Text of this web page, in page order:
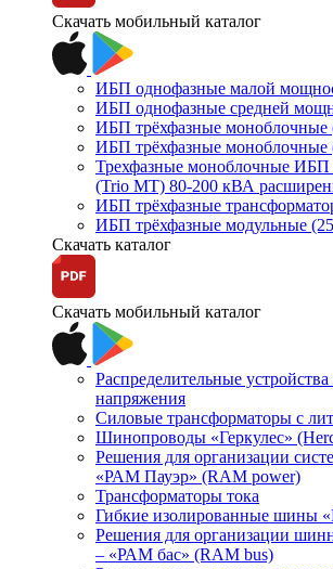
Скачать мобильный каталог
ИБП однофазные малой
ИБП однофазные средней
ИБП трёхфазные
ИБП трёхфазные
Трехфазные моноблочные
(Trio MT) 80-200 кВА
ИБП трёхфазные
ИБП трёхфазные модульные
Скачать каталог
Скачать мобильный каталог
Распределительные устройства
напряжения
Силовые трансформаторы с
Шинопроводы «Геркулес»
Решения для организации
«РАМ Пауэр» (RAM power)
Трансформаторы тока
Гибкие изолированные шины
Решения для организации
– «РАМ бас» (RAM bus)